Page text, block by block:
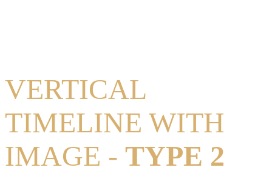
VERTICAL
TIMELINE WITH
IMAGE - TYPE 2